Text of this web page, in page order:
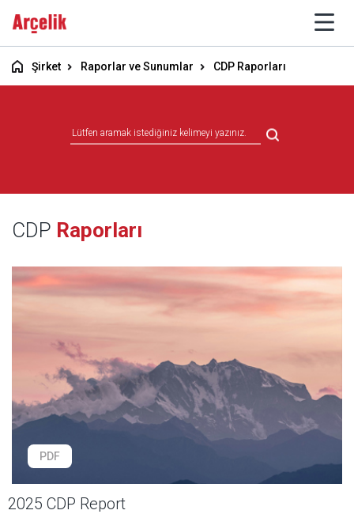
Şirket Raporlar ve Sunumlar CDP Raporları
CDP Raporları
PDF
2025 CDP Report